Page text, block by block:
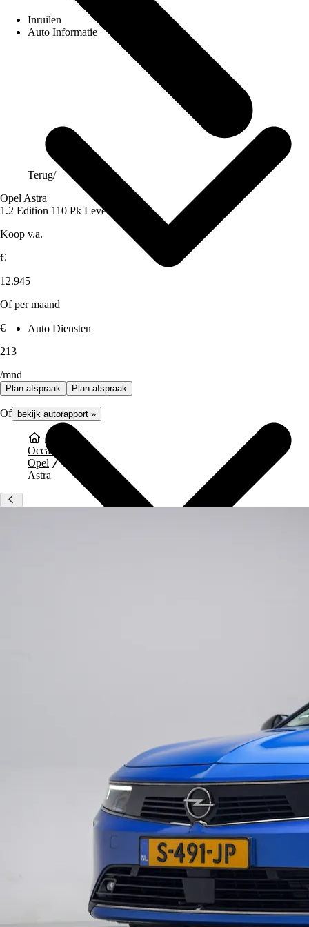
Inruilen
Auto Informatie
Auto Diensten
Terug/
Opel Astra
1.2 Edition 110 Pk Level 2
Koop v.a.
€
12.945
Of per maand
€
213
/mnd
Plan afspraak Plan afspraak
Of bekijk autorapport »
Occasions
Opel
Astra